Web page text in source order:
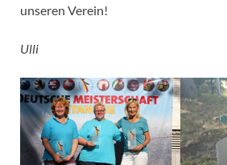
unseren Verein!
Ulli